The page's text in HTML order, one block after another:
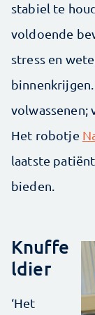
stabiel te
voldoende
stress en
volwassenen;
Het robotje
laatste
bieden.
Knuffe
ldier
‘Het